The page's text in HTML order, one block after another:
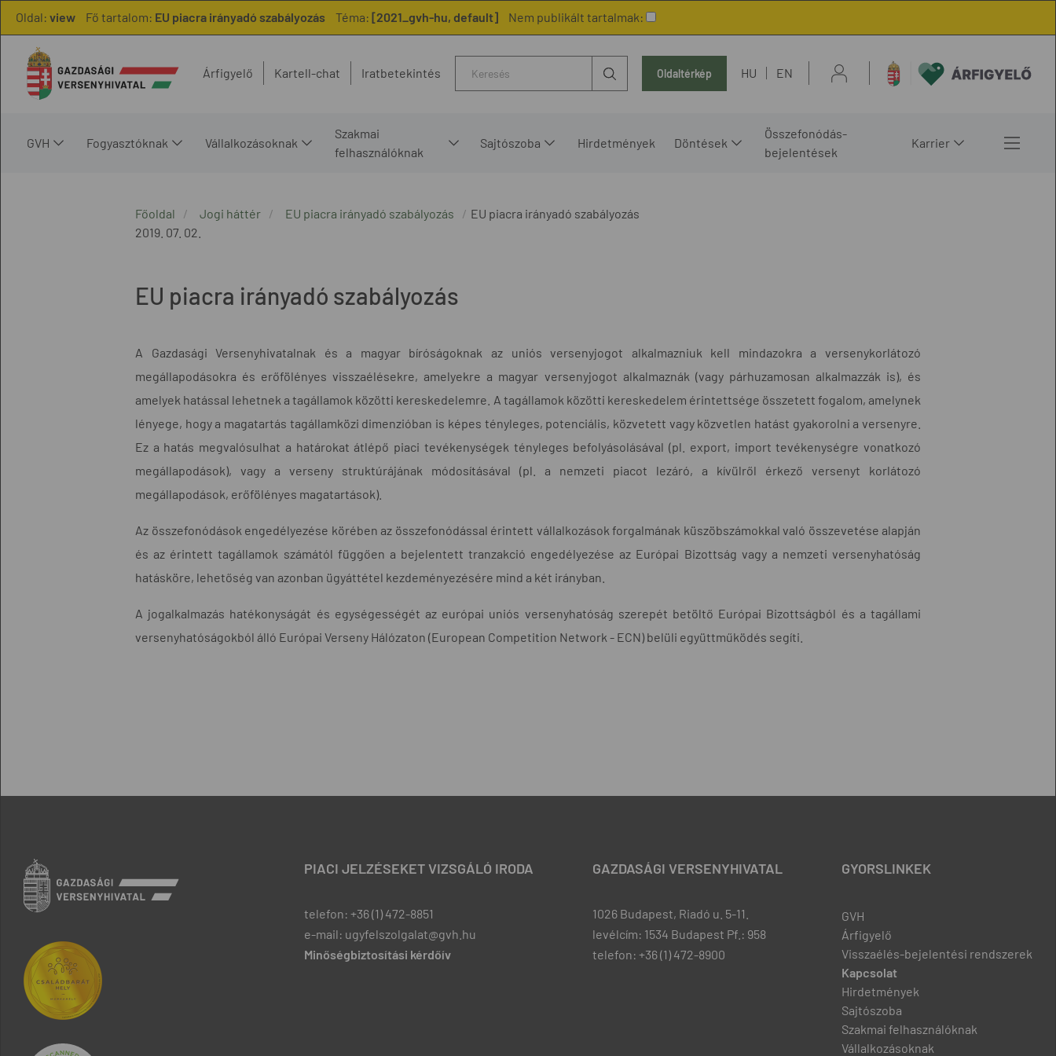
Oldal: view Fő tartalom: EU piacra irányadó szabályozás Téma: [2021_gvh-hu, default] Nem publikált tartalmak:
Árfigyelő Kartell-chat Iratbetekintés Oldaltérkép HU EN
GVH Fogyasztóknak Vállalkozásoknak
Szakmai
felhasználóknak
Sajtószoba Hirdetmények Döntések
Összefonódás-
bejelentések
Karrier
Főoldal Jogi háttér EU piacra irányadó szabályozás
EU piacra irányadó szabályozás
2019. 07. 02.
EU piacra irányadó szabályozás
A Gazdasági Versenyhivatalnak és a magyar bíróságoknak az uniós versenyjogot alkalmazniuk kell mindazokra a versenykorlátozó
megállapodásokra és erőfölényes visszaélésekre, amelyekre a magyar versenyjogot alkalmaznák (vagy párhuzamosan alkalmazzák is), és
amelyek hatással lehetnek a tagállamok közötti kereskedelemre. A tagállamok közötti kereskedelem érintettsége összetett fogalom, amelynek
lényege, hogy a magatartás tagállamközi dimenzióban is képes tényleges, potenciális, közvetett vagy közvetlen hatást gyakorolni a versenyre.
Ez a hatás megvalósulhat a határokat átlépő piaci tevékenységek tényleges befolyásolásával (pl. export, import tevékenységre vonatkozó
megállapodások), vagy a verseny struktúrájának módosításával (pl. a nemzeti piacot lezáró, a kívülről érkező versenyt korlátozó
megállapodások, erőfölényes magatartások).
Az összefonódások engedélyezése körében az összefonódással érintett vállalkozások forgalmának küszöbszámokkal való összevetése alapján
és az érintett tagállamok számától függően a bejelentett tranzakció engedélyezése az Európai Bizottság vagy a nemzeti versenyhatóság
hatásköre, lehetőség van azonban ügyáttétel kezdeményezésére mind a két irányban.
A jogalkalmazás hatékonyságát és egységességét az európai uniós versenyhatóság szerepét betöltő Európai Bizottságból és a tagállami
versenyhatóságokból álló Európai Verseny Hálózaton (European Competition Network - ECN) belüli együttműködés segíti.
PIACI JELZÉSEKET VIZSGÁLÓ IRODA
telefon: +36 (1) 472-8851
e-mail: ugyfelszolgalat@gvh.hu
Minőségbiztosítási kérdőív
GAZDASÁGI VERSENYHIVATAL
1026 Budapest, Riadó u. 5-11.
levélcím: 1534 Budapest Pf.: 958
telefon: +36 (1) 472-8900
GYORSLINKEK
GVH
Árfigyelő
Visszaélés-bejelentési rendszerek
Kapcsolat
Hirdetmények
Sajtószoba
Szakmai felhasználóknak
Vállalkozásoknak